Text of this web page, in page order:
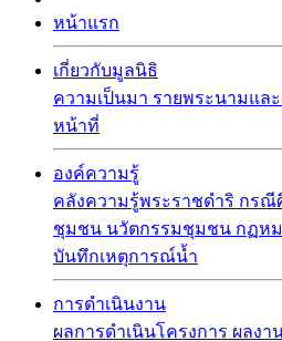
หน้าแรก
เกี่ยวกับมูลนิธิ
ความเป็นมา รายพระนามแล
หน้าที่
องค์ความรู้
คลังความรู้พระราชดำริ กรณี
ชุมชน นวัตกรรมชุมชน กฏห
บันทึกเหตุการณ์น้ำ
การดำเนินงาน
ผลการดำเนินโครงการ ผลงา